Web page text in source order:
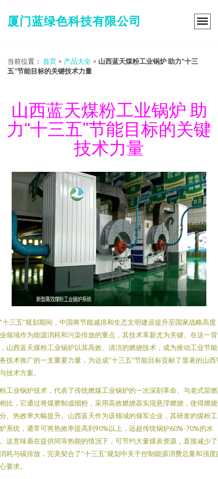
厦门蓝绿色科技有限公司
当前位置： 首页 > 产品大全 > 山西蓝天煤粉工业锅炉 助力“十三
五”节能目标的关键技术力量
山西蓝天煤粉工业锅炉 助
力“十三五”节能目标的关键
技术力量
十三五”规划期间，中国将节能减排和生态文明建设提升至国家战略高度
领域作为能源消耗和污染排放的重点，其技术革新尤为关键。在这一
山西蓝天煤粉工业锅炉以其高效、清洁的燃烧技术，成为推动工业节
技术推广的一支重要力量，为达成“十三五”节能目标贡献了显著的山西
技术方案。
工业锅炉技术，代表了传统燃煤工业锅炉的一次深刻革命。与老式层
比，它通过将煤磨制成细粉，采用高效燃烧器实现悬浮燃烧，使得燃
、热效率大幅提升。山西蓝天作为该领域的领军企业，其研发的煤粉
系统，通常可将热效率提高到90%以上，远超传统锅炉60%-70%的水
这意味着在提供同等热能的情况下，可节约大量煤炭资源，直接减少
耗与碳排放，完美契合了“十三五”规划中关于控制能源消费总量和强度
要求。